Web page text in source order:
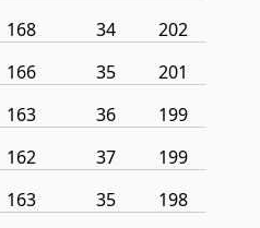
168 34
202
166 35
201
163 36
199
162 37
199
163 35
198